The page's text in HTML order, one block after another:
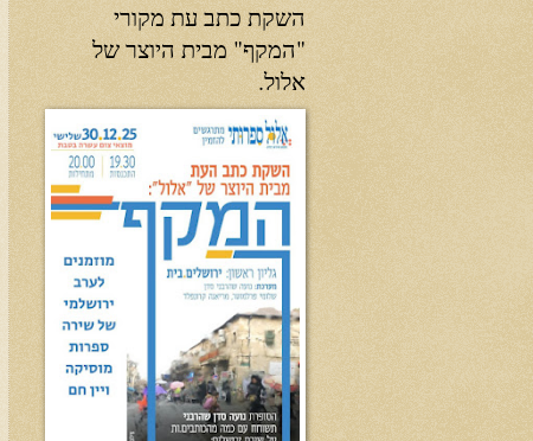
השקת כתב עת מקורי
"המקף" מבית היוצר של
אלול.